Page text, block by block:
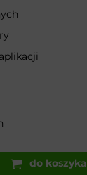
do koszyka